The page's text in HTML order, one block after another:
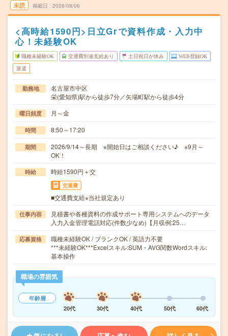
未読 掲載日 2026/08/06
<高時給1590円>日立Grで資料作成・入力中
心！未経験OK
職種未経験OK 交通費別途支給あり 土日祝日が休み WEB登録OK
派遣
勤務地
名古屋市中区
栄(愛知県)駅から徒歩7分／矢場町駅から徒歩4分
曜日頻度 月～金
時間 8:50～17:20
期間
2026/9/14～長期 ※開始日はご相談ください♪ ※9月～
OK！
時給 時給1590円＋交
交通費
■交通費支給※当社規定あり
仕事内容
見積書や各種資料の作成サポート専用システムへのデータ
入力入金管理電話対応(件数少なめ)【月収例:25…
応募資格
職種未経験OK / ブランクOK / 英語力不要
***未経験OK***Excelスキル:SUM・AVG関数Wordスキル:
基本操作
職場の雰囲気
年齢層
20代
30代 40代 50代 60代